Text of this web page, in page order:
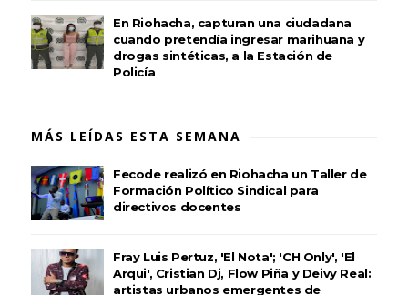
En Riohacha, capturan una ciudadana
cuando pretendía ingresar marihuana y
drogas sintéticas, a la Estación de
Policía
MÁS LEÍDAS ESTA SEMANA
Fecode realizó en Riohacha un Taller de
Formación Político Sindical para
directivos docentes
Fray Luis Pertuz, 'El Nota'; 'CH Only', 'El
Arqui', Cristian Dj, Flow Piña y Deivy Real:
artistas urbanos emergentes de